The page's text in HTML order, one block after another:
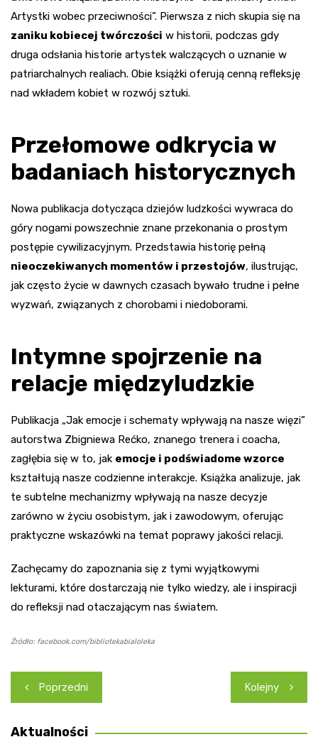
Artystki wobec przeciwności”. Pierwsza z nich skupia się na
zaniku kobiecej twórczości w historii, podczas gdy
druga odsłania historie artystek walczących o uznanie w
patriarchalnych realiach. Obie książki oferują cenną refleksję
nad wkładem kobiet w rozwój sztuki.
Przełomowe odkrycia w
badaniach historycznych
Nowa publikacja dotycząca dziejów ludzkości wywraca do
góry nogami powszechnie znane przekonania o prostym
postępie cywilizacyjnym. Przedstawia historię pełną
nieoczekiwanych momentów i przestojów, ilustrując,
jak często życie w dawnych czasach bywało trudne i pełne
wyzwań, związanych z chorobami i niedoborami.
Intymne spojrzenie na
relacje międzyludzkie
Publikacja „Jak emocje i schematy wpływają na nasze więzi”
autorstwa Zbigniewa Rećko, znanego trenera i coacha,
zagłębia się w to, jak emocje i podświadome wzorce
kształtują nasze codzienne interakcje. Książka analizuje, jak
te subtelne mechanizmy wpływają na nasze decyzje
zarówno w życiu osobistym, jak i zawodowym, oferując
praktyczne wskazówki na temat poprawy jakości relacji.
Zachęcamy do zapoznania się z tymi wyjątkowymi
lekturami, które dostarczają nie tylko wiedzy, ale i inspiracji
do refleksji nad otaczającym nas światem.
Źródło: facebook.com/bibliotekabialoleka
Nawigacja
wpisu
Poprzedni Kolejny
Aktualności